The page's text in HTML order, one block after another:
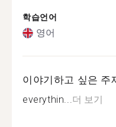
학습언어
영어
이야기하고 싶은 주
everythin...더 보기